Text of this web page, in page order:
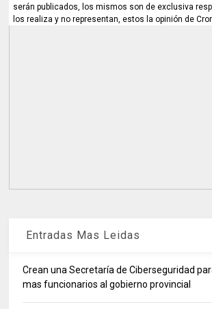
serán publicados, los mismos son de exclusiva
los realiza y no representan, estos la opinión de
Entradas Mas Leidas
Crean una Secretaría de Ciberseguridad
mas funcionarios al gobierno provincial